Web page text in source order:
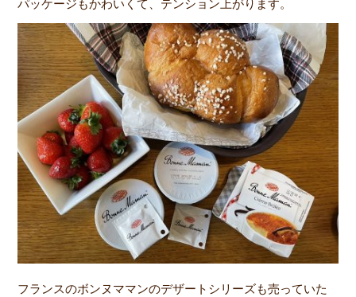
パッケージもかわいくて、テンション上がります。
フランスのボンヌママンのデザートシリーズも売っていた